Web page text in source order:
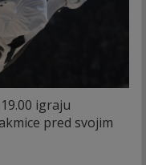
igraju
pred svojim